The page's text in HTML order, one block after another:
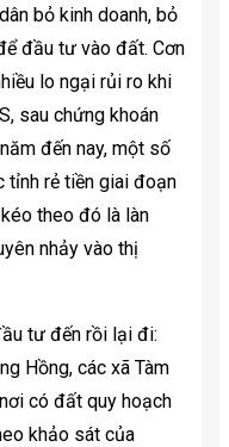
bỏ kinh doanh, bỏ
đầu tư vào đất. Cơn
lo ngại rủi ro khi
sau chứng khoán
đến nay, một số
tỉnh rẻ tiền giai đoạn
theo đó là làn
nhảy vào thị
tư đến rồi lại đi:
Hồng, các xã Tàm
có đất quy hoạch
khảo sát của